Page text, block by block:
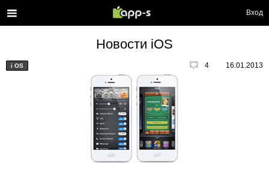
Вход
Новости iOS
i OS 4 16.01.2013